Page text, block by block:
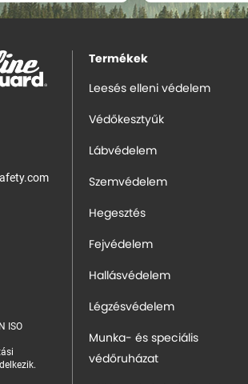
ISO
Termékek
Leesés elleni védelem
Védőkesztyűk
Lábvédelem
Szemvédelem
Hegesztés
Fejvédelem
Hallásvédelem
Légzésvédelem
Munka- és speciális
védőruházat